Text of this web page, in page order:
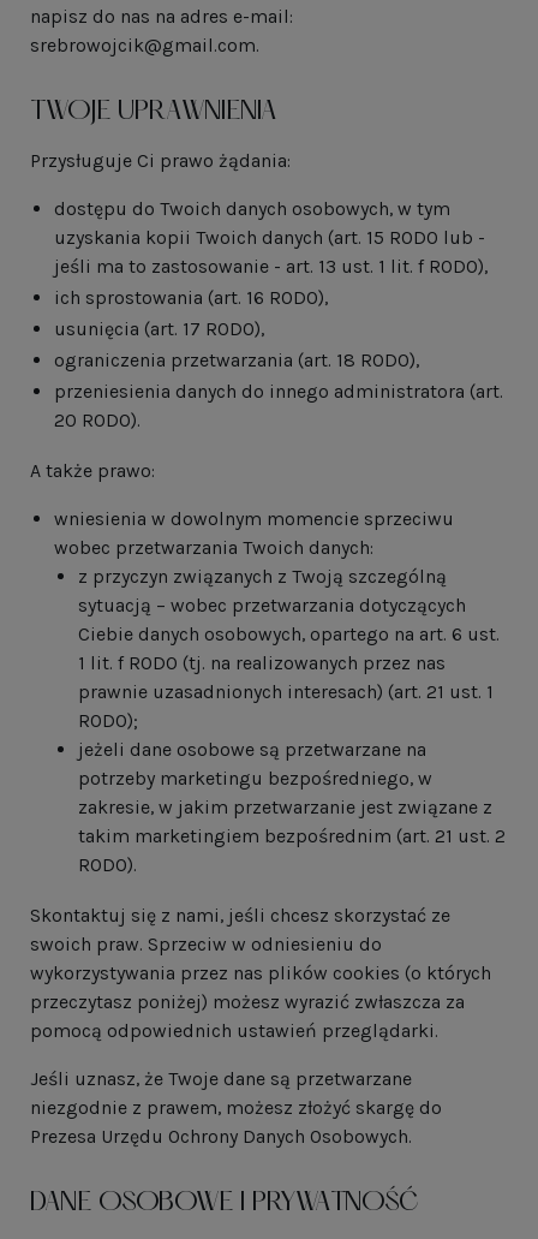
napisz do nas na adres e-mail:
srebrowojcik@gmail.com.
TWOJE UPRAWNIENIA
Przysługuje Ci prawo żądania:
dostępu do Twoich danych osobowych, w tym
uzyskania kopii Twoich danych (art. 15 RODO lub -
jeśli ma to zastosowanie - art. 13 ust. 1 lit. f RODO),
ich sprostowania (art. 16 RODO),
usunięcia (art. 17 RODO),
ograniczenia przetwarzania (art. 18 RODO),
przeniesienia danych do innego administratora (art.
20 RODO).
A także prawo:
wniesienia w dowolnym momencie sprzeciwu
wobec przetwarzania Twoich danych:
z przyczyn związanych z Twoją szczególną
sytuacją – wobec przetwarzania dotyczących
Ciebie danych osobowych, opartego na art. 6 ust.
1 lit. f RODO (tj. na realizowanych przez nas
prawnie uzasadnionych interesach) (art. 21 ust. 1
RODO);
jeżeli dane osobowe są przetwarzane na
potrzeby marketingu bezpośredniego, w
zakresie, w jakim przetwarzanie jest związane z
takim marketingiem bezpośrednim (art. 21 ust. 2
RODO).
Skontaktuj się z nami, jeśli chcesz skorzystać ze
swoich praw. Sprzeciw w odniesieniu do
wykorzystywania przez nas plików cookies (o których
przeczytasz poniżej) możesz wyrazić zwłaszcza za
pomocą odpowiednich ustawień przeglądarki.
Jeśli uznasz, że Twoje dane są przetwarzane
niezgodnie z prawem, możesz złożyć skargę do
Prezesa Urzędu Ochrony Danych Osobowych.
DANE OSOBOWE I PRYWATNOŚĆ